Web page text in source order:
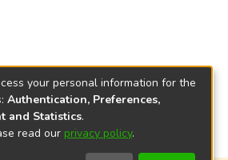
your personal information for the
Authentication, Preferences,
and Statistics.
read our privacy policy.